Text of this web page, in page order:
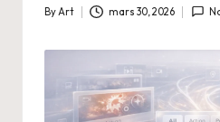
Posted
ByArt mars 30, 2026